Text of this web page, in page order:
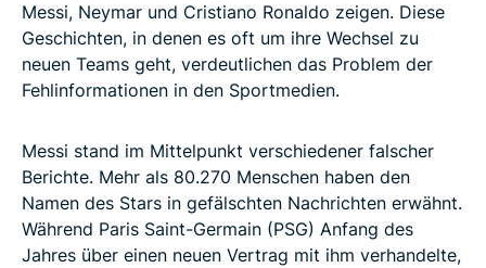
Messi, Neymar und Cristiano Ronaldo zeigen. Diese
Geschichten, in denen es oft um ihre Wechsel zu
neuen Teams geht, verdeutlichen das Problem der
Fehlinformationen in den Sportmedien.
Messi stand im Mittelpunkt verschiedener falscher
Berichte. Mehr als 80.270 Menschen haben den
Namen des Stars in gefälschten Nachrichten erwähnt.
Während Paris Saint-Germain (PSG) Anfang des
Jahres über einen neuen Vertrag mit ihm verhandelte,